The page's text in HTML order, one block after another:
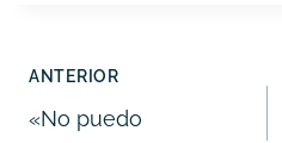
Navegación
de
ANTERIOR
«No puedo